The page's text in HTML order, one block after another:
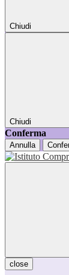
Chiudi
Chiudi
Conferma
Annulla
close